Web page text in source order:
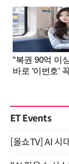
ET Events